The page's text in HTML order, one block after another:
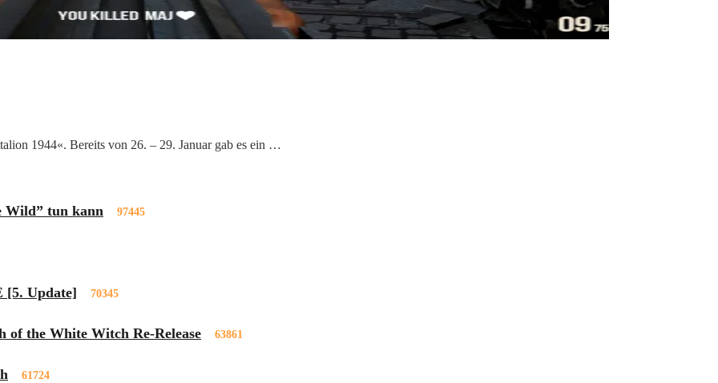
1944«. Bereits von 26. – 29. Januar gab es ein …
Wild” tun kann 97445
[5. Update] 70345
the White Witch Re-Release 63861
61724